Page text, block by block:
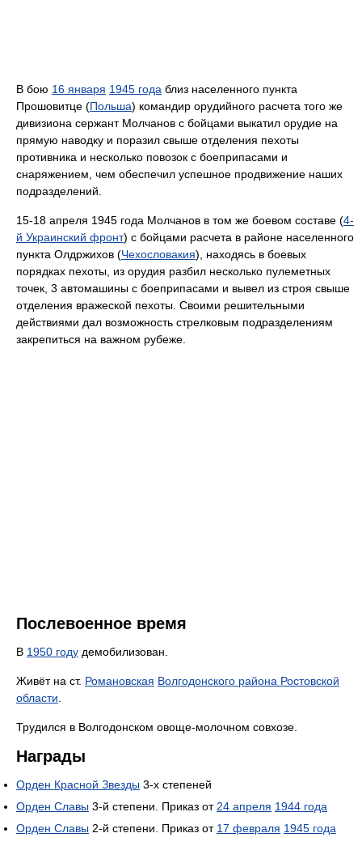
В бою 16 января 1945 года близ населенного пункта
Прошовитце (Польша) командир орудийного расчета того же
дивизиона сержант Молчанов с бойцами выкатил орудие на
прямую наводку и поразил свыше отделения пехоты
противника и несколько повозок с боеприпасами и
снаряжением, чем обеспечил успешное продвижение наших
подразделений.
15-18 апреля 1945 года Молчанов в том же боевом составе (4-
й Украинский фронт) с бойцами расчета в районе населенного
пункта Олдржихов (Чехословакия), находясь в боевых
порядках пехоты, из орудия разбил несколько пулеметных
точек, 3 автомашины с боеприпасами и вывел из строя свыше
отделения вражеской пехоты. Своими решительными
действиями дал возможность стрелковым подразделениям
закрепиться на важном рубеже.
Послевоенное время
В 1950 году демобилизован.
Живёт на ст. Романовская Волгодонского района Ростовской
области
Трудился в Волгодонском овоще-молочном совхозе.
Награды
Орден Красной Звезды 3-х степеней
Орден Славы 3-й степени. Приказ от 24 апреля 1944 года
Орден Славы 2-й степени. Приказ от 17 февраля 1945 года